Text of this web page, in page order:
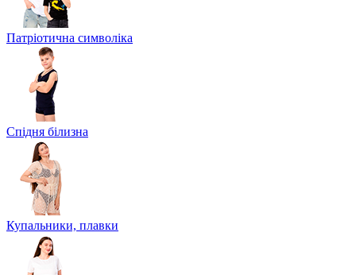
Патріотична символіка
Спідня білизна
Купальники, плавки